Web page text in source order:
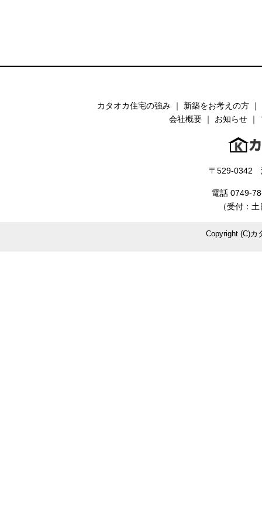
カタオカ住宅の強み ｜ 新築をお考えの方 ｜
会社概要
｜ お知らせ ｜
〒529-0342
電話 0749-
（受付：
Copyright (C)カ